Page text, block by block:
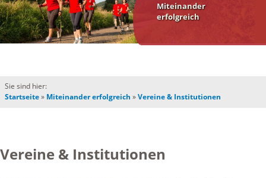
Miteinander
erfolgreich
Sie sind hier:
Startseite» Miteinander erfolgreich »Vereine & Institutionen
Vereine & Institutionen